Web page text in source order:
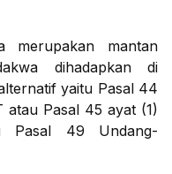
merupakan mantan
dihadapkan di
yaitu Pasal 44
atau Pasal 45 ayat (1)
Pasal 49 Undang-